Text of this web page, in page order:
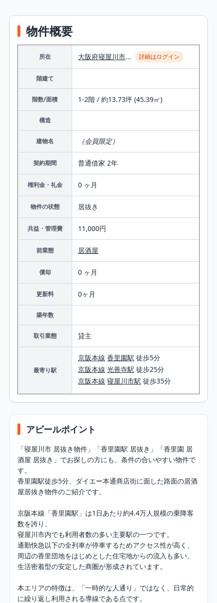
物件概要
所在 大阪府寝屋川市... 詳細はログイン
階建て
階数/面積 1-2階 / 約13.73坪 (45.39㎡)
構造
建物名 （会員限定）
契約期間 普通借家 2年
権利金・礼金 0 ヶ月
物件の状態 居抜き
共益・管理費 11,000円
前業態 居酒屋
償却 0 ヶ月
更新料 0ヶ月
築年数
取引業態 貸主
最寄り駅
京阪本線 香里園駅 徒歩5分
京阪本線 光善寺駅 徒歩25分
京阪本線 寝屋川市駅 徒歩35分
アピールポイント
「寝屋川市 居抜き物件」「香里園駅 居抜き」「香里園 居
酒屋 居抜き」でお探しの方にも、条件の合いやすい物件で
す。
香里園駅徒歩5分、ダイエー本通商店街に面した路面の居酒
屋居抜き物件のご紹介です。
京阪本線「香里園駅」は1日あたり約4.4万人規模の乗降客
数を誇り、
寝屋川市内でも利用者数の多い主要駅の一つです。
通勤快急以下の全列車が停車するためアクセス性が高く、
周辺の香里団地をはじめとした住宅地からの流入も多い、
生活密着型の安定した商圏が形成されています。
本エリアの特徴は、「一時的な人通り」ではなく、日常的
に繰り返し利用される導線である点です。